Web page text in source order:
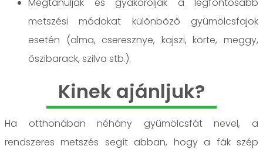
metszési módokat különböző gyümölcsfajok
esetén (alma, cseresznye, kajszi, körte, meggy,
őszibarack, szilva stb.).
Kinek ajánljuk?
Ha otthonában néhány gyümölcsfát nevel, a
rendszeres metszés segít abban, hogy a fák szép